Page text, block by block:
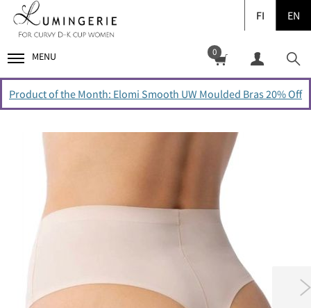
FI EN
MENU 0
Product of the Month: Elomi Smooth UW Moulded Bras 20% Off